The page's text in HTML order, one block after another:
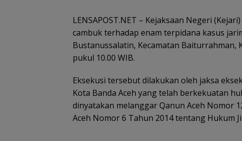
LENSAPOST.NET – Kejaksaan Negeri
cambuk terhadap enam terpidana kasus
Bustanussalatin, Kecamatan Baiturrahman,
pukul 10.00 WIB.
Eksekusi tersebut dilakukan oleh jaksa
Kota Banda Aceh yang telah berkekuatan
dinyatakan melanggar Qanun Aceh Nomor
Aceh Nomor 6 Tahun 2014 tentang Hukum